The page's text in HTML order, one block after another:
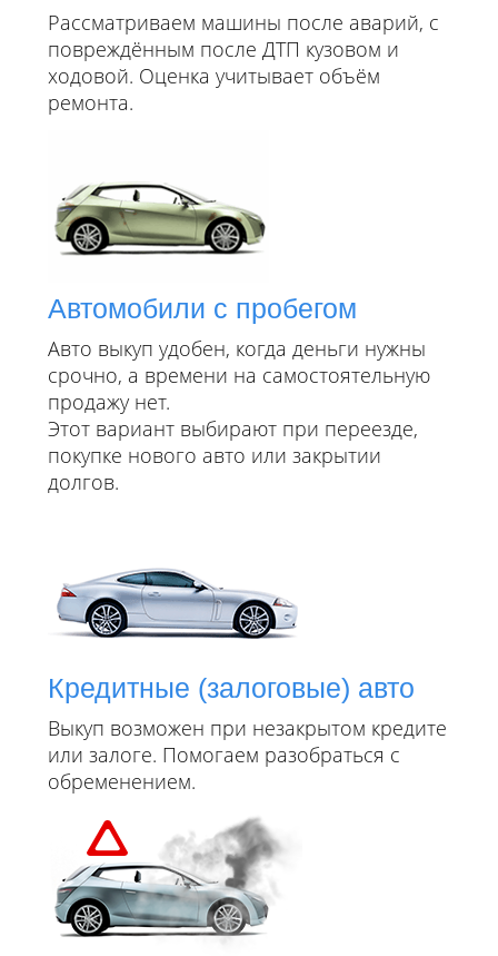
Рассматриваем машины после аварий, с
повреждённым после ДТП кузовом и
ходовой. Оценка учитывает объём
ремонта.
Автомобили с пробегом
Авто выкуп удобен, когда деньги нужны
срочно, а времени на самостоятельную
продажу нет.
Этот вариант выбирают при переезде,
покупке нового авто или закрытии
долгов.
Кредитные (залоговые) авто
Выкуп возможен при незакрытом кредите
или залоге. Помогаем разобраться с
обременением.